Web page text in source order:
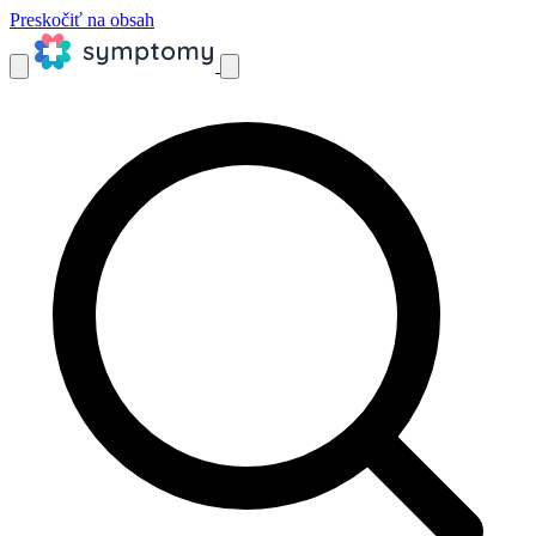
Preskočiť na obsah